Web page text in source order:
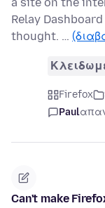
a site on the
Relay
thought. …
Firefox
Paul
Can't make